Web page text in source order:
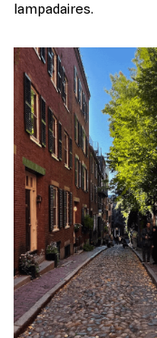
lampadaires.